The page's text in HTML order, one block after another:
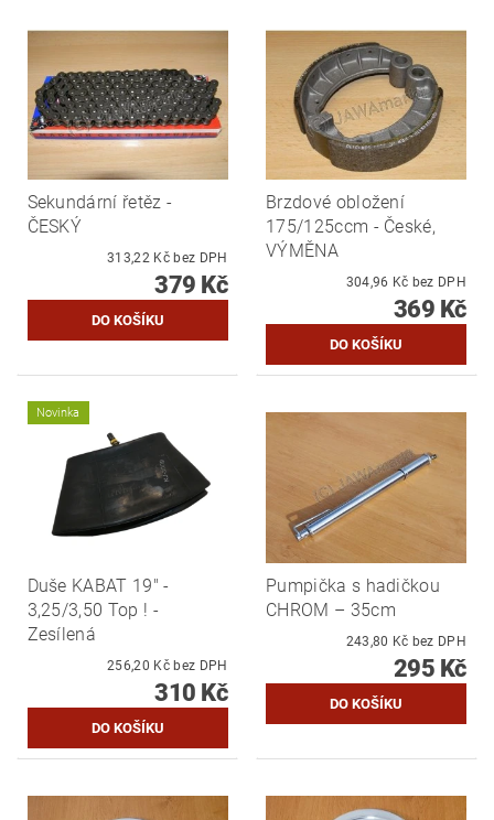
Sekundární řetěz -
ČESKÝ
313,22 Kč bez DPH
379 Kč
Brzdové obložení
175/125ccm - České,
VÝMĚNA
304,96 Kč bez DPH
369 Kč
Novinka
Duše KABAT 19" -
3,25/3,50 Top ! -
Zesílená
256,20 Kč bez DPH
310 Kč
Pumpička s hadičkou
CHROM – 35cm
243,80 Kč bez DPH
295 Kč